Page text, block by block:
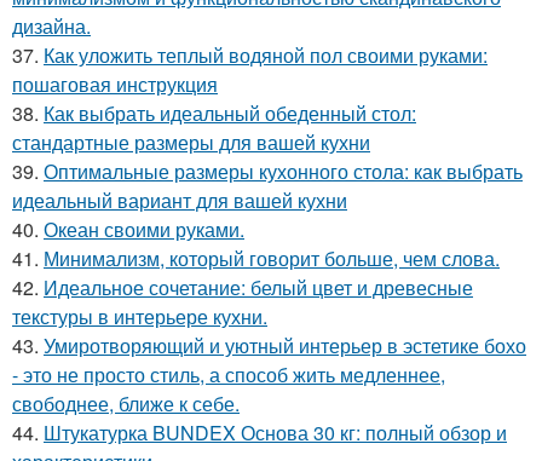
дизайна.
37. Как уложить теплый водяной пол своими руками:
пошаговая инструкция
38. Как выбрать идеальный обеденный стол:
стандартные размеры для вашей кухни
39. Оптимальные размеры кухонного стола: как выбрать
идеальный вариант для вашей кухни
40. Океан своими руками.
41. Минимализм, который говорит больше, чем слова.
42. Идеальное сочетание: белый цвет и древесные
текстуры в интерьере кухни.
43. Умиротворяющий и уютный интерьер в эстетике бохо
- это не просто стиль, а способ жить медленнее,
свободнее, ближе к себе.
44. Штукатурка BUNDEX Основа 30 кг: полный обзор и